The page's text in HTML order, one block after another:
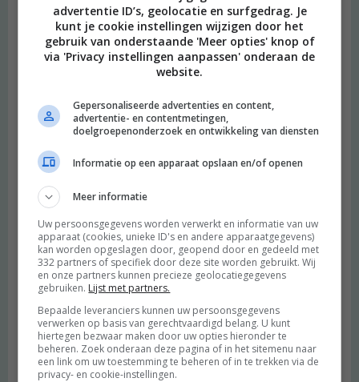
advertentie ID’s, geolocatie en surfgedrag. Je
kunt je cookie instellingen wijzigen door het
gebruik van onderstaande 'Meer opties' knop of
via 'Privacy instellingen aanpassen' onderaan de
website.
Gepersonaliseerde advertenties en content,
advertentie- en contentmetingen,
doelgroepenonderzoek en ontwikkeling van diensten
Informatie op een apparaat opslaan en/of openen
Meer informatie
Uw persoonsgegevens worden verwerkt en informatie van uw
apparaat (cookies, unieke ID's en andere apparaatgegevens)
kan worden opgeslagen door, geopend door en gedeeld met
332 partners of specifiek door deze site worden gebruikt. Wij
en onze partners kunnen precieze geolocatiegegevens
gebruiken. Lijst met partners.
Bepaalde leveranciers kunnen uw persoonsgegevens
verwerken op basis van gerechtvaardigd belang. U kunt
hiertegen bezwaar maken door uw opties hieronder te
beheren. Zoek onderaan deze pagina of in het sitemenu naar
een link om uw toestemming te beheren of in te trekken via de
privacy- en cookie-instellingen.